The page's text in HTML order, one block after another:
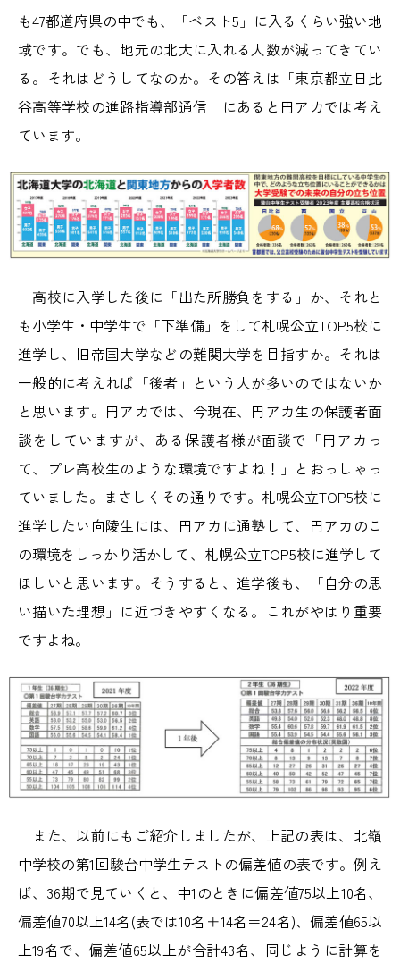
も47都道府県の中でも、「ベスト5」に入るくらい強い地
域です。でも、地元の北大に入れる人数が減ってきてい
る。それはどうしてなのか。その答えは「東京都立日比
谷高等学校の進路指導部通信」にあると円アカでは考え
ています。
高校に入学した後に「出た所勝負をする」か、それと
も小学生・中学生で「下準備」をして札幌公立TOP5校に
進学し、旧帝国大学などの難関大学を目指すか。それは
一般的に考えれば「後者」という人が多いのではないか
と思います。円アカでは、今現在、円アカ生の保護者面
談をしていますが、ある保護者様が面談で「円アカっ
て、プレ高校生のような環境ですよね！」とおっしゃっ
ていました。まさしくその通りです。札幌公立TOP5校に
進学したい向陵生には、円アカに通塾して、円アカのこ
の環境をしっかり活かして、札幌公立TOP5校に進学して
ほしいと思います。そうすると、進学後も、「自分の思
い描いた理想」に近づきやすくなる。これがやはり重要
ですよね。
また、以前にもご紹介しましたが、上記の表は、北嶺
中学校の第1回駿台中学生テストの偏差値の表です。例え
ば、36期で見ていくと、中1のときに偏差値75以上10名、
偏差値70以上14名(表では10名＋14名＝24名)、偏差値65以
上19名で、偏差値65以上が合計43名、同じように計算を